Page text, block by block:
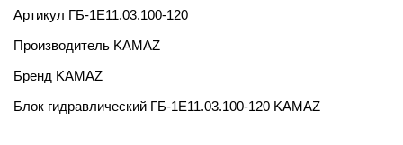
Артикул ГБ-1Е11.03.100-120
Производитель KAMAZ
Бренд KAMAZ
Блок гидравлический ГБ-1Е11.03.100-120 KAMAZ